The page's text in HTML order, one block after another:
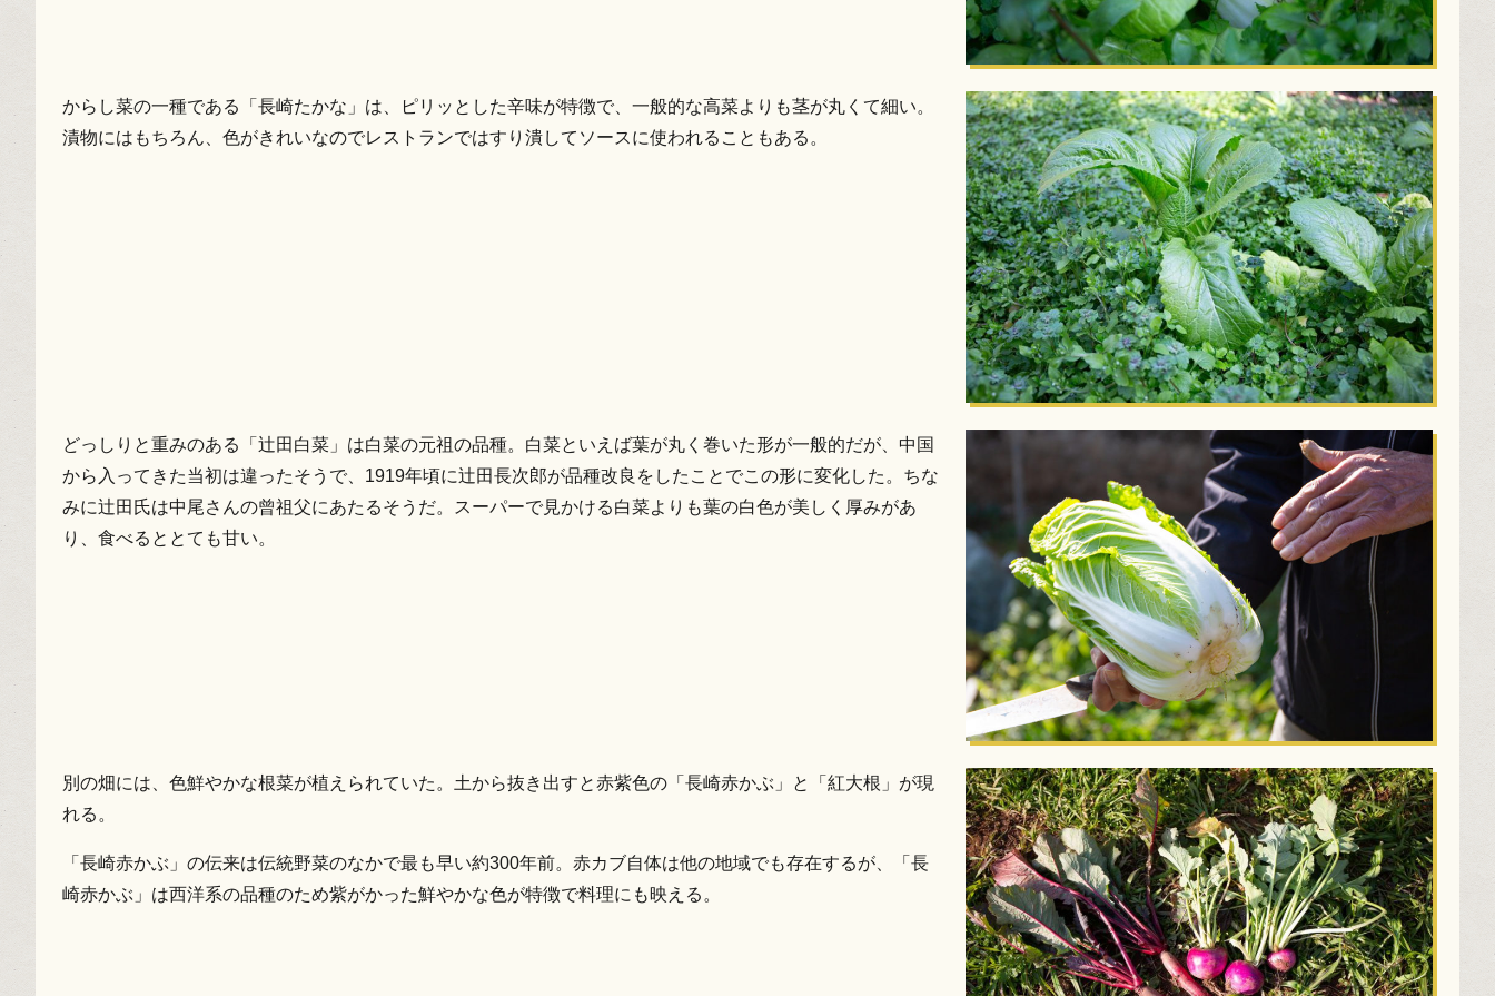
からし菜の一種である「長崎たかな」は、ピリッとした辛味が特徴で、一般的な高菜よりも茎が丸くて細い。
漬物にはもちろん、色がきれいなのでレストランではすり潰してソースに使われることもある。
どっしりと重みのある「辻田白菜」は白菜の元祖の品種。白菜といえば葉が丸く巻いた形が一般的だが、中国
から入ってきた当初は違ったそうで、1919年頃に辻田長次郎が品種改良をしたことでこの形に変化した。ちな
みに辻田氏は中尾さんの曾祖父にあたるそうだ。スーパーで見かける白菜よりも葉の白色が美しく厚みがあ
り、食べるととても甘い。
別の畑には、色鮮やかな根菜が植えられていた。土から抜き出すと赤紫色の「長崎赤かぶ」と「紅大根」が現
れる。
「長崎赤かぶ」の伝来は伝統野菜のなかで最も早い約300年前。赤カブ自体は他の地域でも存在するが、「長
崎赤かぶ」は西洋系の品種のため紫がかった鮮やかな色が特徴で料理にも映える。